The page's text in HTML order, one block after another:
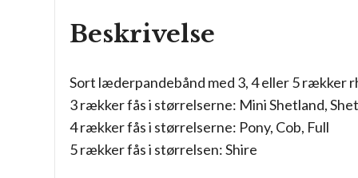
Beskrivelse
Sort læderpandebånd med 3, 4 eller 5 rækker
3 rækker fås i størrelserne: Mini Shetland,
4 rækker fås i størrelserne: Pony, Cob, Full
5 rækker fås i størrelsen: Shire